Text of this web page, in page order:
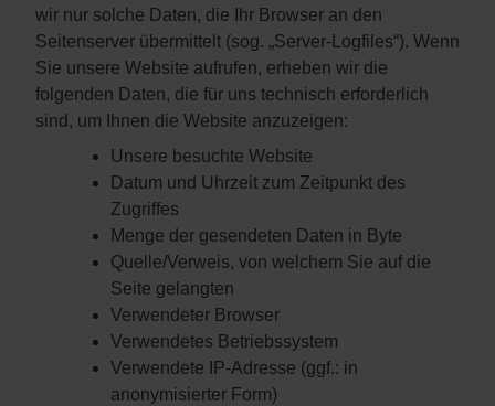
wir nur solche Daten, die Ihr Browser an den
Seitenserver übermittelt (sog. „Server-Logfiles“). Wenn
Sie unsere Website aufrufen, erheben wir die
folgenden Daten, die für uns technisch erforderlich
sind, um Ihnen die Website anzuzeigen:
Unsere besuchte Website
Datum und Uhrzeit zum Zeitpunkt des
Zugriffes
Menge der gesendeten Daten in Byte
Quelle/Verweis, von welchem Sie auf die
Seite gelangten
Verwendeter Browser
Verwendetes Betriebssystem
Verwendete IP-Adresse (ggf.: in
anonymisierter Form)